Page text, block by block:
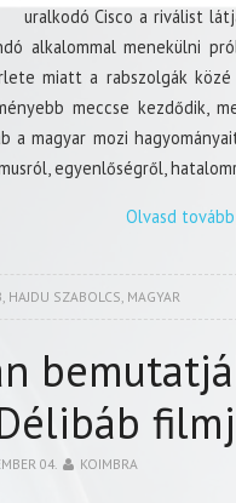
uralkodó Cisco a riválist
alkalommal menekülni
miatt a rabszolgák
meccse kezdődik,
a magyar mozi
egyenlőségről,
Olvasd tovább
, HAJDU SZABOLCS, MAGYAR
04. KOIMBRA